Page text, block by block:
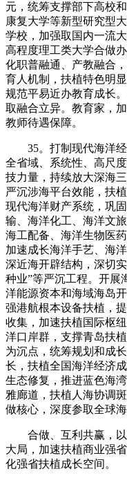
元，统筹支撑部下高校
康复大学等新型研究型
学校，加强取国内一流
高程度理工类大学合做
化职普融通、产教融合
育人机制，扶植特色明
规范平易近办教育成长
取融合立异。教育家，
教师待遇保障。
35。打制现代海洋经
全省域、系统性、高尺
技力量，持续放大深海
严沉涉海平台效能，扶
现代海洋财产系统，巩
输、海洋化工、海洋文
海工配备、海洋生物医
加速成长海洋手艺、海
深近海开辟结构，深切
种业”等严沉工程。开展
洋能源资本和海域海岛
强港航根本设备扶植，
收集，加速扶植国际枢
洋口岸群，支撑青岛扶
为沉点，统筹规划和成
长，扶植全国海洋经济
生态修复，推进蓝色海
雅廊道，扶植人海协调
做核心，深度参取全球海
合做、互利共赢，以
大局，加速扶植商业强
化强省扶植成长空间。